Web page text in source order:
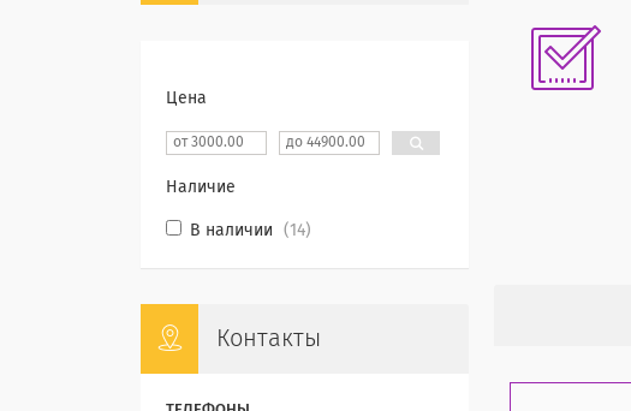
Цена
Наличие
В наличии 14
Контакты